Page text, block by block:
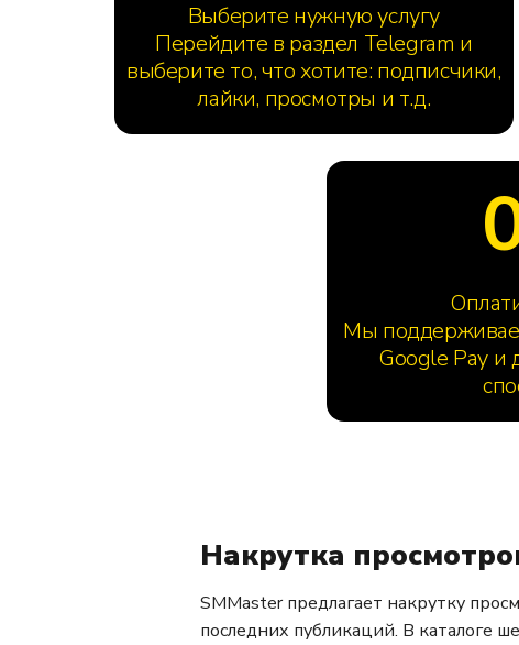
Выберите нужную услугу
Перейдите в раздел Telegram и
выберите то, что хотите: подписчики,
лайки, просмотры и т.д.
Мы
Google Pay и
Накрутка
SMMaster предлагает накрутку
последних публикаций. В каталоге